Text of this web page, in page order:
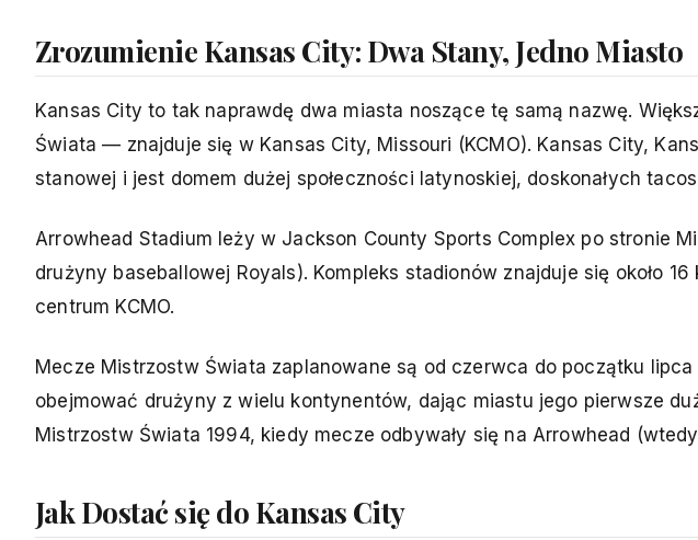
Zrozumienie Kansas City: Dwa Stany, Jedno Miasto
Kansas City to tak naprawdę dwa miasta noszące tę samą nazwę.
Świata — znajduje się w Kansas City, Missouri (KCMO). Kansas City,
stanowej i jest domem dużej społeczności latynoskiej, doskonałych
Arrowhead Stadium leży w Jackson County Sports Complex po stronie
drużyny baseballowej Royals). Kompleks stadionów znajduje się około
centrum KCMO.
Mecze Mistrzostw Świata zaplanowane są od czerwca do początku
obejmować drużyny z wielu kontynentów, dając miastu jego pierwsze
Mistrzostw Świata 1994, kiedy mecze odbywały się na Arrowhead
Jak Dostać się do Kansas City